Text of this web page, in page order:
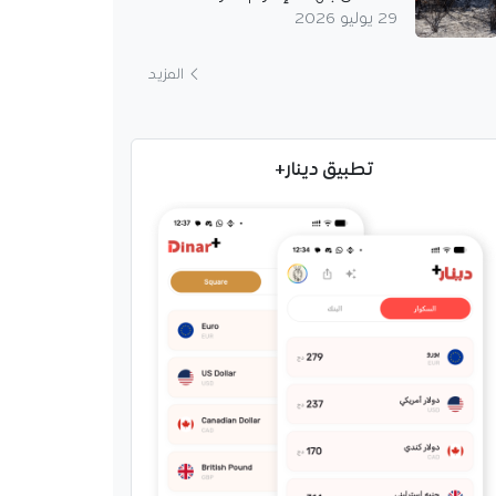
29 يوليو 2026
المزيد
تطبيق دينار+